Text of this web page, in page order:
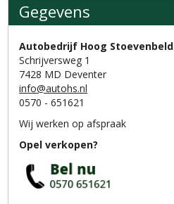
Gegevens
Gegevens
Autobedrijf Hoog Stoevenbeld
Schrijversweg 1
7428 MD Deventer
info@autohs.nl
0570 - 651621
Wij werken op afspraak
Opel verkopen?